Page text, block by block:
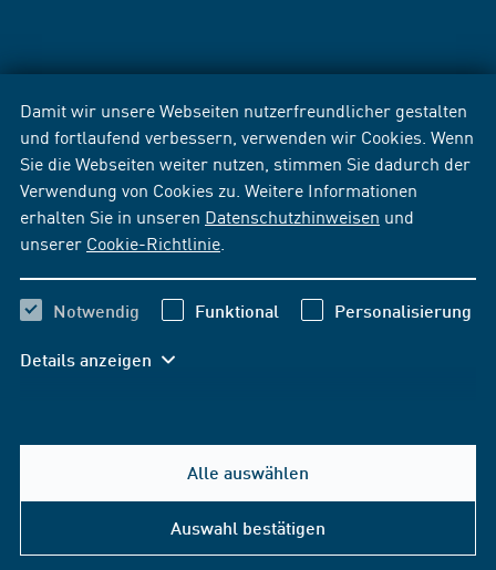
Damit wir unsere Webseiten nutzerfreundlicher gestalten
und fortlaufend verbessern, verwenden wir Cookies. Wenn
Sie die Webseiten weiter nutzen, stimmen Sie dadurch der
Verwendung von Cookies zu. Weitere Informationen
erhalten Sie in unseren Datenschutzhinweisen und
unserer Cookie-Richtlinie
Notwendig Funktional Personalisierung
Details anzeigen
Alle auswählen
Auswahl bestätigen